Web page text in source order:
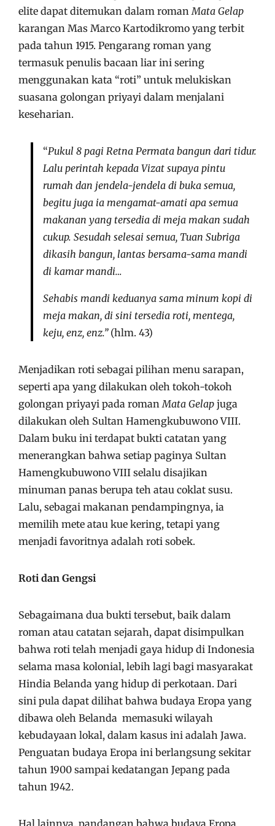
elite dapat ditemukan dalam roman Mata Gelap
karangan Mas Marco Kartodikromo yang terbit
pada tahun 1915. Pengarang roman yang
termasuk penulis bacaan liar ini sering
menggunakan kata “roti” untuk melukiskan
suasana golongan priyayi dalam menjalani
keseharian.
“Pukul 8 pagi Retna Permata bangun dari tidur.
Lalu perintah kepada Vizat supaya pintu
rumah dan jendela-jendela di buka semua,
begitu juga ia mengamat-amati apa semua
makanan yang tersedia di meja makan sudah
cukup. Sesudah selesai semua, Tuan Subriga
dikasih bangun, lantas bersama-sama mandi
di kamar mandi…
Sehabis mandi keduanya sama minum kopi di
meja makan, di sini tersedia roti, mentega,
keju, enz, enz.” (hlm. 43)
Menjadikan roti sebagai pilihan menu sarapan,
seperti apa yang dilakukan oleh tokoh-tokoh
golongan priyayi pada roman Mata Gelap juga
dilakukan oleh Sultan Hamengkubuwono VIII.
Dalam buku ini terdapat bukti catatan yang
menerangkan bahwa setiap paginya Sultan
Hamengkubuwono VIII selalu disajikan
minuman panas berupa teh atau coklat susu.
Lalu, sebagai makanan pendampingnya, ia
memilih mete atau kue kering, tetapi yang
menjadi favoritnya adalah roti sobek.
Roti dan Gengsi
Sebagaimana dua bukti tersebut, baik dalam
roman atau catatan sejarah, dapat disimpulkan
bahwa roti telah menjadi gaya hidup di Indonesia
selama masa kolonial, lebih lagi bagi masyarakat
Hindia Belanda yang hidup di perkotaan. Dari
sini pula dapat dilihat bahwa budaya Eropa yang
dibawa oleh Belanda memasuki wilayah
kebudayaan lokal, dalam kasus ini adalah Jawa.
Penguatan budaya Eropa ini berlangsung sekitar
tahun 1900 sampai kedatangan Jepang pada
tahun 1942.
Hal lainnya, pandangan bahwa budaya Eropa